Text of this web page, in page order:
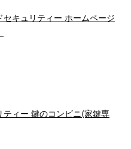
キュリティー ホームページ
ィー 鍵のコンビニ(家鍵専